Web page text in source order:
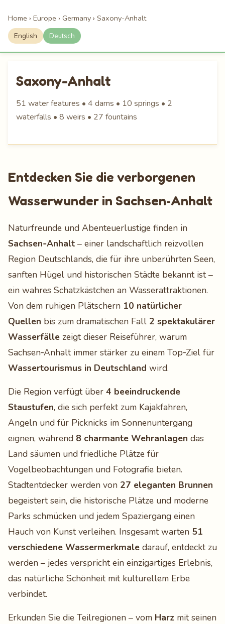
Home › Europe › Germany › Saxony-Anhalt
English Deutsch
Saxony-Anhalt
51 water features • 4 dams • 10 springs • 2
waterfalls • 8 weirs • 27 fountains
Entdecken Sie die verborgenen
Wasserwunder in Sachsen‑Anhalt
Naturfreunde und Abenteuerlustige finden in
Sachsen‑Anhalt – einer landschaftlich reizvollen
Region Deutschlands, die für ihre unberührten Seen,
sanften Hügel und historischen Städte bekannt ist –
ein wahres Schatzkästchen an Wasserattraktionen.
Von dem ruhigen Plätschern 10 natürlicher
Quellen bis zum dramatischen Fall 2 spektakulärer
Wasserfälle zeigt dieser Reiseführer, warum
Sachsen‑Anhalt immer stärker zu einem Top‑Ziel für
Wassertourismus in Deutschland wird.
Die Region verfügt über 4 beeindruckende
Staustufen, die sich perfekt zum Kajakfahren,
Angeln und für Picknicks im Sonnenuntergang
eignen, während 8 charmante Wehranlagen das
Land säumen und friedliche Plätze für
Vogelbeobachtungen und Fotografie bieten.
Stadtentdecker werden von 27 eleganten Brunnen
begeistert sein, die historische Plätze und moderne
Parks schmücken und jedem Spaziergang einen
Hauch von Kunst verleihen. Insgesamt warten 51
verschiedene Wassermerkmale darauf, entdeckt zu
werden – jedes verspricht ein einzigartiges Erlebnis,
das natürliche Schönheit mit kulturellem Erbe
verbindet.
Erkunden Sie die Teilregionen – vom Harz mit seinen